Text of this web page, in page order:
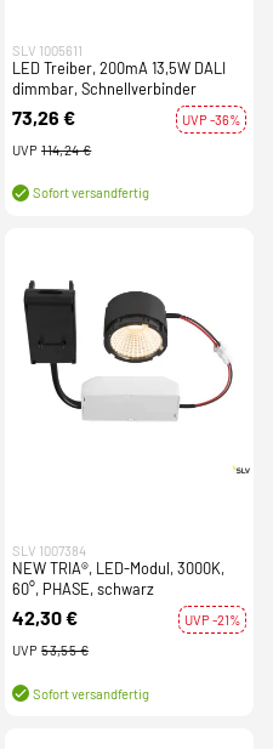
SLV 1005611
LED Treiber, 200mA 13,5W DALI
dimmbar, Schnellverbinder
73,26 €
UVP -36%
UVP 114,24 €
Sofort versandfertig
SLV 1007384
NEW TRIA®, LED-Modul, 3000K,
60°, PHASE, schwarz
42,30 €
UVP -21%
UVP 53,55 €
Sofort versandfertig